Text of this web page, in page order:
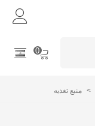
0
> منبع تغذیه